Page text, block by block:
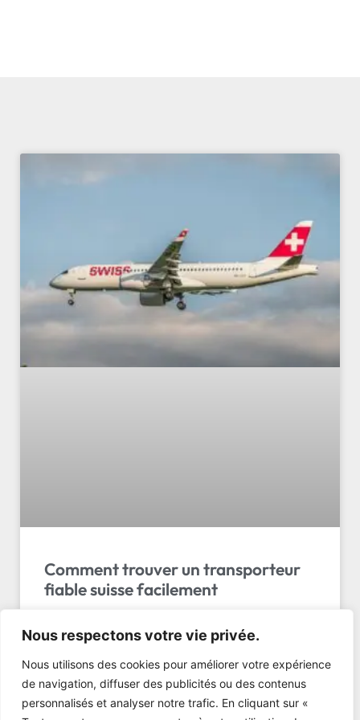
Nous respectons votre vie privée.
Nous utilisons des cookies pour améliorer votre expérience
de navigation, diffuser des publicités ou des contenus
personnalisés et analyser notre trafic. En cliquant sur «
Comment trouver un transporteur
fiable suisse facilement
Les 5 critères essentiels pour choisir un
transporteur fiable en Suisse. Guide complet avec
conseils d’experts et grille de vérification. Obtenez
votre…